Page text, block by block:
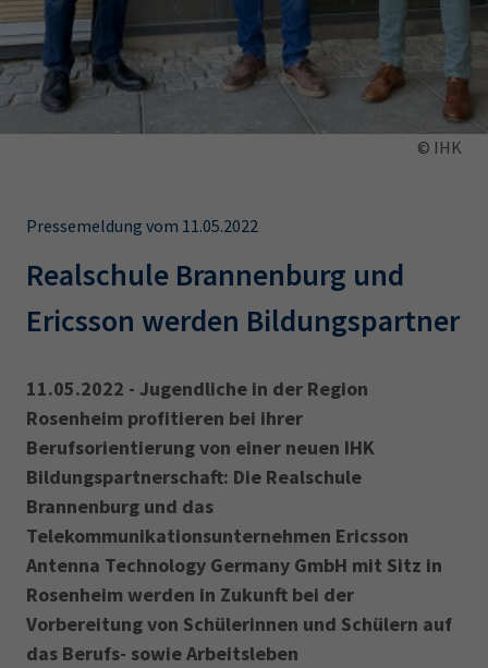
Leichte Sprache
IHK regional
EN
IHK Akademie
Magazin Log-in
AdA
Wirtschaftsfachwirt
34f
Negativerklärung
Sachkundeprüfung
Berichtsheft
AEVO
34i
Betriebswirt Prüfbericht
© IHK
Pressemeldung vom 11.05.2022
Realschule Brannenburg und
Ericsson werden Bildungspartner
11.05.2022 - Jugendliche in der Region
Rosenheim profitieren bei ihrer
Berufsorientierung von einer neuen IHK
Bildungspartnerschaft: Die Realschule
Brannenburg und das
Telekommunikationsunternehmen Ericsson
Antenna Technology Germany GmbH mit Sitz in
Rosenheim werden in Zukunft bei der
Vorbereitung von Schülerinnen und Schülern auf
das Berufs- sowie Arbeitsleben